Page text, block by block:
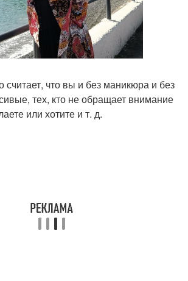
считает, что вы и без маникюра и без
тех, кто не обращает внимание
или хотите и т. д.